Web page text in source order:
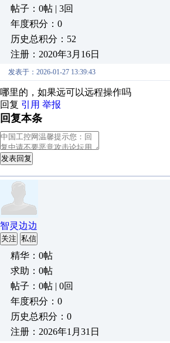
帖子：0帖 | 3回
年度积分：0
历史总积分：52
注册：2020年3月16日
发表于：2026-01-27 13:39:43
哪里的，如果远可以远程操作吗
回复 引用 举报
回复本条
发表回复
智灵边边
关注 私信
精华：0帖
求助：0帖
帖子：0帖 | 0回
年度积分：0
历史总积分：0
注册：2026年1月31日